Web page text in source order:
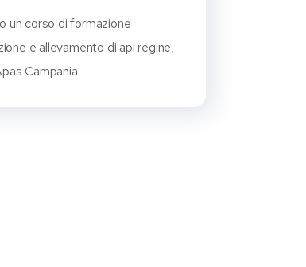
un corso di formazione
e allevamento di api regine,
Campania